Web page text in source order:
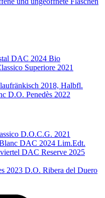
DAC 2024 Bio
Superiore 2021
2018, Halbfl.
D.O. Penedès 2022
D.O.C.G. 2021
DAC 2024 Lim.Edt.
DAC Reserve 2025
2023 D.O. Ribera del Duero